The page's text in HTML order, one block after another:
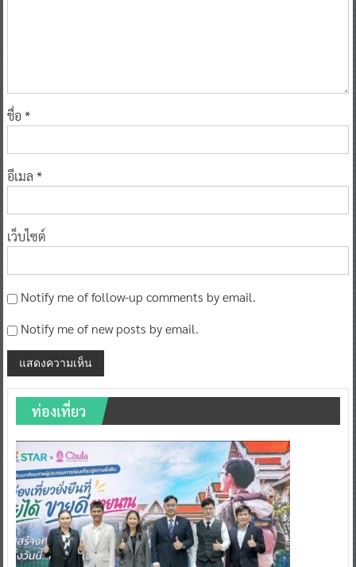
ชื่อ *
อีเมล *
เว็บไซต์
Notify me of follow-up comments by email.
Notify me of new posts by email.
ท่องเที่ยว